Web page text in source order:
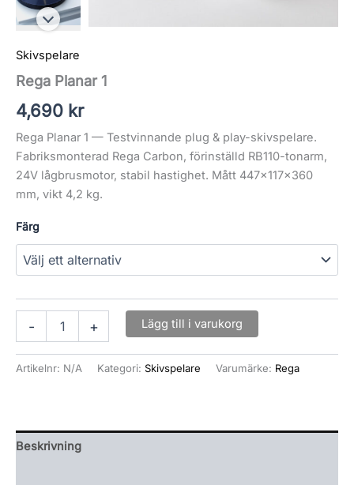
Skivspelare
Rega Planar 1
4,690 kr
Rega Planar 1 — Testvinnande plug & play-skivspelare.
Fabriksmonterad Rega Carbon, förinställd RB110-tonarm,
24V lågbrusmotor, stabil hastighet. Mått 447×117×360
mm, vikt 4,2 kg.
Färg
- + Lägg till i varukorg
Artikelnr: N/A Kategori: Skivspelare Varumärke: Rega
Beskrivning